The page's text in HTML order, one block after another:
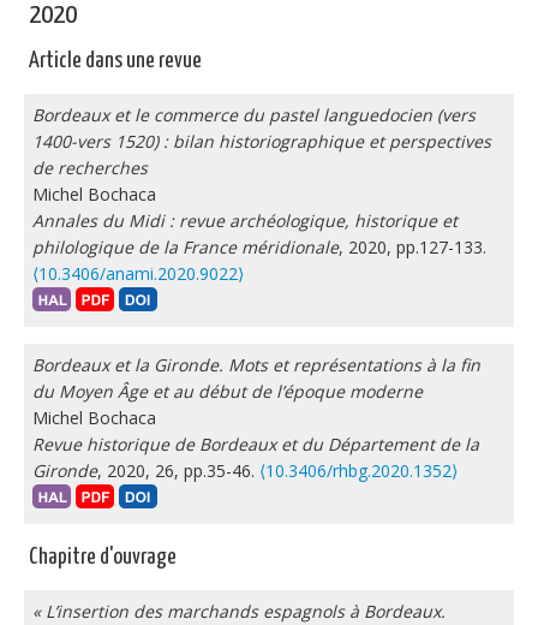
2020
Article dans une revue
Bordeaux et le commerce du pastel languedocien (vers
1400-vers 1520) : bilan historiographique et perspectives
de recherches
Michel Bochaca
Annales du Midi : revue archéologique, historique et
philologique de la France méridionale, 2020, pp.127-133.
⟨10.3406/anami.2020.9022⟩
Bordeaux et la Gironde. Mots et représentations à la fin
du Moyen Âge et au début de l’époque moderne
Michel Bochaca
Revue historique de Bordeaux et du Département de la
Gironde, 2020, 26, pp.35-46. ⟨10.3406/rhbg.2020.1352⟩
Chapitre d'ouvrage
« L’insertion des marchands espagnols à Bordeaux.